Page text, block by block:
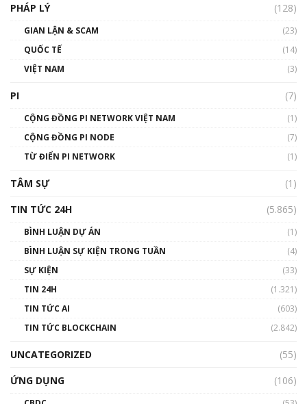
gió ấm
Talkshow 14: MemeCoin – Trò đùa tỷ đô
01:29:26
PHÁP LÝ
(128)
GIAN LẬN & SCAM
(23)
QUỐC TẾ
(14)
VIỆT NAM
(3)
PI (7)
CỘNG ĐỒNG PI NETWORK VIỆT NAM
(1)
CỘNG ĐỒNG PI NODE
(7)
TỪ ĐIỂN PI NETWORK
(1)
TÂM SỰ
(1)
TIN TỨC 24H
(5.865)
BÌNH LUẬN DỰ ÁN
(1)
BÌNH LUẬN SỰ KIỆN TRONG TUẦN
(4)
SỰ KIỆN
(33)
TIN 24H
(1.321)
TIN TỨC AI
(603)
TIN TỨC BLOCKCHAIN
(2.842)
UNCATEGORIZED
(55)
ỨNG DỤNG
(106)